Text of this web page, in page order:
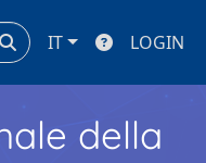
IT LOGIN
della